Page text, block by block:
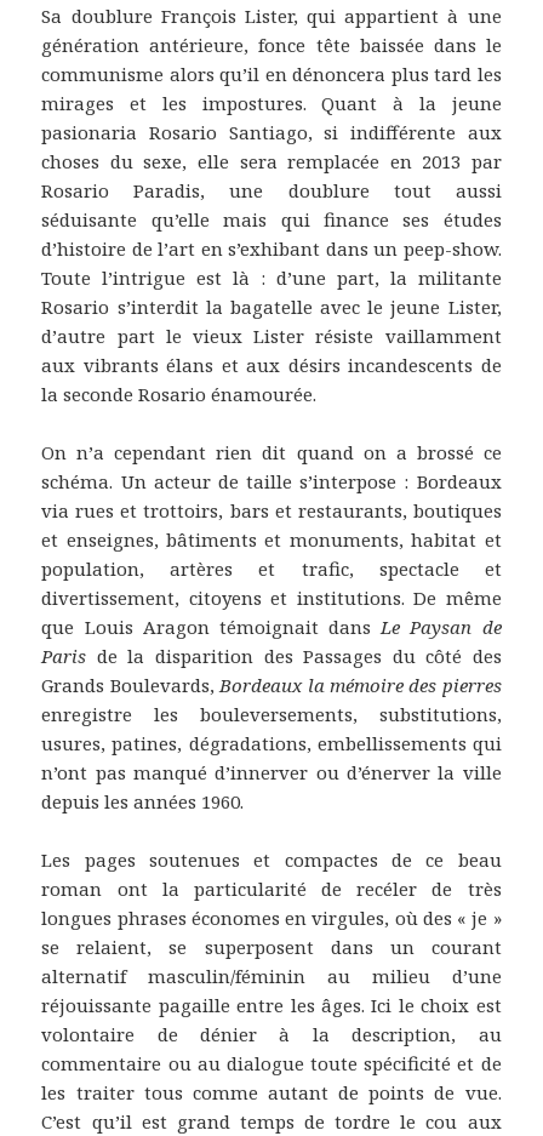
Sa doublure François Lister, qui appartient à une
génération antérieure, fonce tête baissée dans le
communisme alors qu’il en dénoncera plus tard les
mirages et les impostures. Quant à la jeune
pasionaria Rosario Santiago, si indifférente aux
choses du sexe, elle sera remplacée en 2013 par
Rosario Paradis, une doublure tout aussi
séduisante qu’elle mais qui finance ses études
d’histoire de l’art en s’exhibant dans un peep-show.
Toute l’intrigue est là : d’une part, la militante
Rosario s’interdit la bagatelle avec le jeune Lister,
d’autre part le vieux Lister résiste vaillamment
aux vibrants élans et aux désirs incandescents de
la seconde Rosario énamourée.
On n’a cependant rien dit quand on a brossé ce
schéma. Un acteur de taille s’interpose : Bordeaux
via rues et trottoirs, bars et restaurants, boutiques
et enseignes, bâtiments et monuments, habitat et
population, artères et trafic, spectacle et
divertissement, citoyens et institutions. De même
que Louis Aragon témoignait dans Le Paysan de
Paris de la disparition des Passages du côté des
Grands Boulevards, Bordeaux la mémoire des pierres
enregistre les bouleversements, substitutions,
usures, patines, dégradations, embellissements qui
n’ont pas manqué d’innerver ou d’énerver la ville
depuis les années 1960.
Les pages soutenues et compactes de ce beau
roman ont la particularité de recéler de très
longues phrases économes en virgules, où des « je »
se relaient, se superposent dans un courant
alternatif masculin/féminin au milieu d’une
réjouissante pagaille entre les âges. Ici le choix est
volontaire de dénier à la description, au
commentaire ou au dialogue toute spécificité et de
les traiter tous comme autant de points de vue.
C’est qu’il est grand temps de tordre le cou aux